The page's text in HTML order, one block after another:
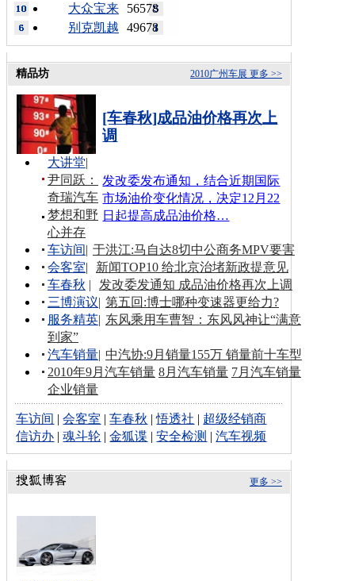
56578
大众宝来
49678
别克凯越
更多 >>
2010广州车展
精品坊
[车春秋]成品油价格再次上
调
发改委发布通知，结合近期国际
市场油价变化情况，决定12月22
日起提高成品油价格…
大讲堂|
尹同跃：
奇瑞汽车
梦想和野
心并存
车访间| 于洪江:马自达8切中公商务MPV要害
会客室|
新闻TOP10 给北京治堵新政提意见
车春秋 |
发改委发通知 成品油价格再次上调
三博演议| 第五回:博士哪种变速器更给力?
服务精英| 东风乘用车曹智：东风风神让“满意
到家”
汽车销量| 中汽协:9月销量155万 销量前十车型
2010年9月汽车销量 8月汽车销量 7月汽车销量
企业销量
车访间 |会客室 |车春秋 |悟透社 | 超级经销商
信访办 |魂斗轮 |金狐谍 |安全检测 |汽车视频
更多 >>